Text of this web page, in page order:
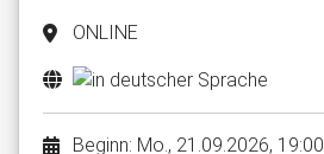
ONLINE
Beginn: Mo., 21.09.2026, 19:00